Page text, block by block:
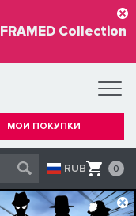
FRAMED Collection
МОИ ПОКУПКИ
RUB 0